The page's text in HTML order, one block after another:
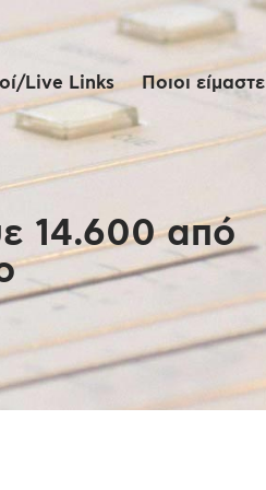
Live Links Ποιοι είμαστε
14.600 από